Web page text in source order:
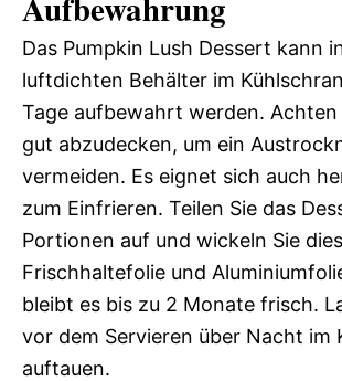
Das Pumpkin Lush Dessert kann
luftdichten Behälter im
Tage aufbewahrt werden. Achten
gut abzudecken, um ein
vermeiden. Es eignet sich auch
zum Einfrieren. Teilen Sie das
Portionen auf und wickeln Sie
Frischhaltefolie und
bleibt es bis zu 2 Monate frisch.
vor dem Servieren über Nacht im
auftauen.